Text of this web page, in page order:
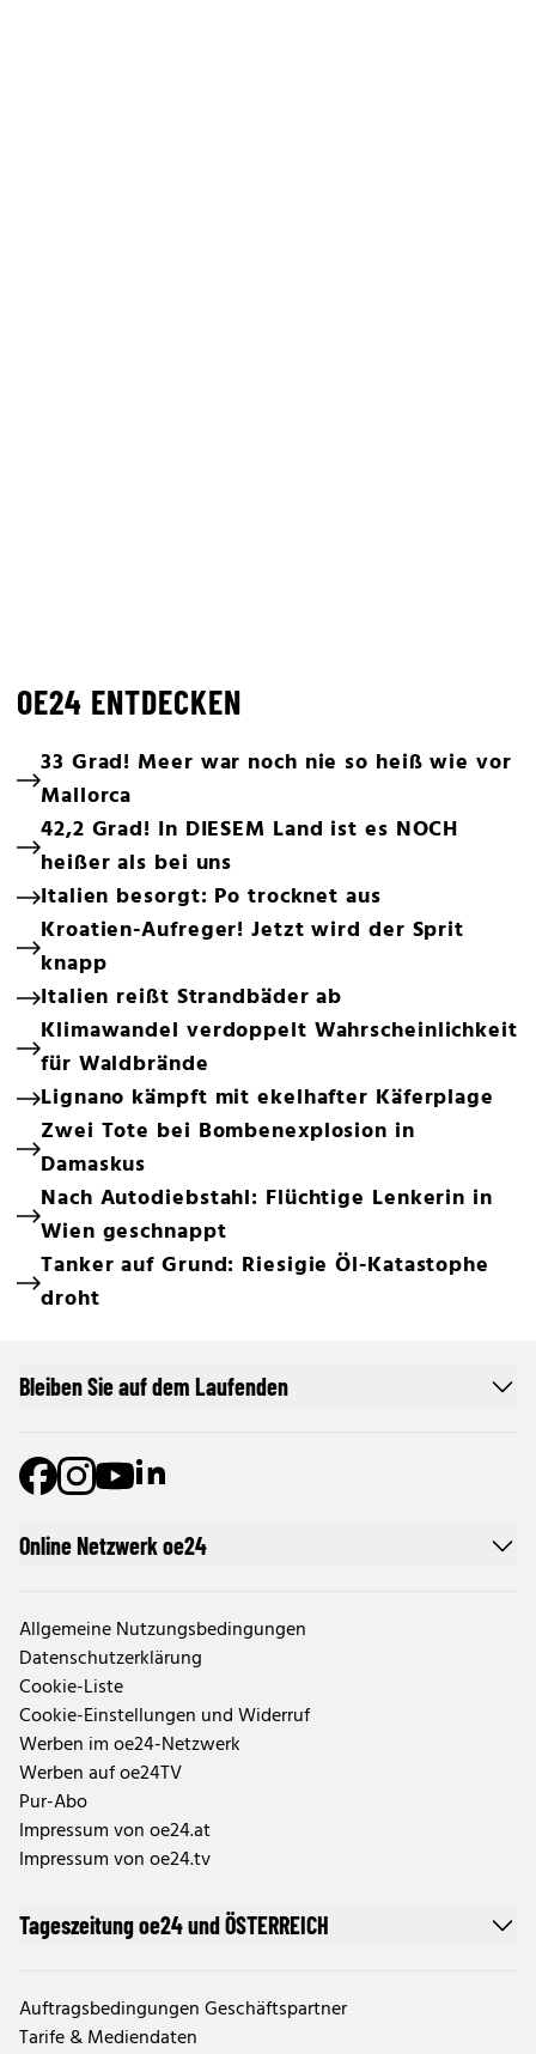
OE24 ENTDECKEN
33 Grad! Meer war noch nie so heiß wie vor
Mallorca
42,2 Grad! In DIESEM Land ist es NOCH
heißer als bei uns
Italien besorgt: Po trocknet aus
Kroatien-Aufreger! Jetzt wird der Sprit
knapp
Italien reißt Strandbäder ab
Klimawandel verdoppelt Wahrscheinlichkeit
für Waldbrände
Lignano kämpft mit ekelhafter Käferplage
Zwei Tote bei Bombenexplosion in
Damaskus
Nach Autodiebstahl: Flüchtige Lenkerin in
Wien geschnappt
Tanker auf Grund: Riesigie Öl-Katastophe
droht
Online Netzwerk oe24
Allgemeine Nutzungsbedingungen
Datenschutzerklärung
Cookie-Liste
Cookie-Einstellungen und Widerruf
Werben im oe24-Netzwerk
Werben auf oe24TV
Pur-Abo
Impressum von oe24.at
Impressum von oe24.tv
Tageszeitung oe24 und ÖSTERREICH
Auftragsbedingungen Geschäftspartner
Tarife & Mediendaten
Bleiben Sie auf dem Laufenden